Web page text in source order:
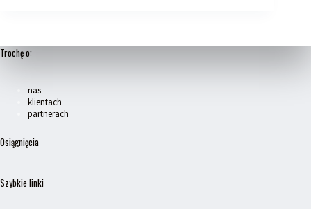
Trochę o:
nas
klientach
partnerach
Osiągnięcia
Szybkie linki